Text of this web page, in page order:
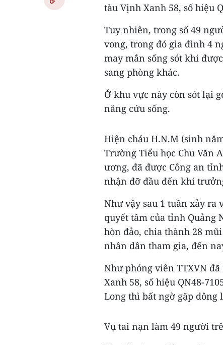
tàu Vịnh Xanh 58, số hiệu
Tuy nhiên, trong số 49
vong, trong đó gia đình 4
may mắn sống sót khi
sang phòng khác.
Ở khu vực này còn sót lại
năng cứu sống.
Hiện cháu H.N.M (sinh
Trường Tiểu học Chu Văn
ương, đã được Công an
nhận đỡ đầu đến khi
Như vậy sau 1 tuần xảy ra
quyết tâm của tỉnh Quảng
hòn đảo, chia thành 28
nhân dân tham gia, đến
Như phóng viên TTXVN
Xanh 58, số hiệu QN48-
Long thì bất ngờ gặp dông
Vụ tai nạn làm 49 người